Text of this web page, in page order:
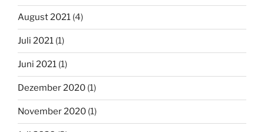
August 2021 (4)
Juli 2021 (1)
Juni 2021 (1)
Dezember 2020 (1)
November 2020 (1)